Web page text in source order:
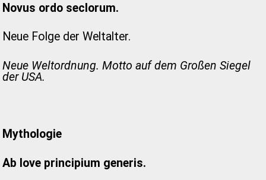
Novus ordo seclorum.
Neue Folge der Weltalter.
Neue Weltordnung. Motto auf dem Großen Siegel
der USA.
Mythologie
Ab Iove principium generis.